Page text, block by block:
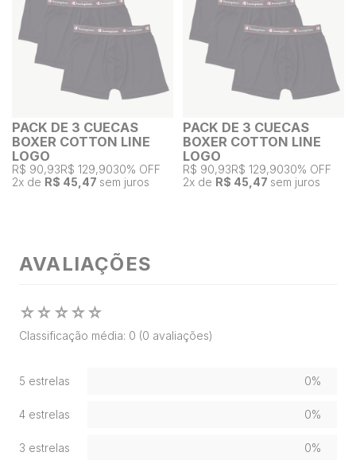
PACK DE 3 CUECAS
BOXER COTTON LINE
LOGO
R$ 90,93R$ 129,9030% OFF
2x de R$ 45,47 sem juros
PACK DE 3 CUECAS
BOXER COTTON LINE
LOGO
R$ 90,93R$ 129,9030% OFF
2x de R$ 45,47 sem juros
AVALIAÇÕES
☆☆ ☆☆☆
Classificação média: 0 (0 avaliações)
5 estrelas 0%
4 estrelas 0%
3 estrelas 0%